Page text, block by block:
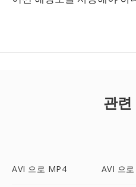
관련
AVI 으로 MP4 AVI 으